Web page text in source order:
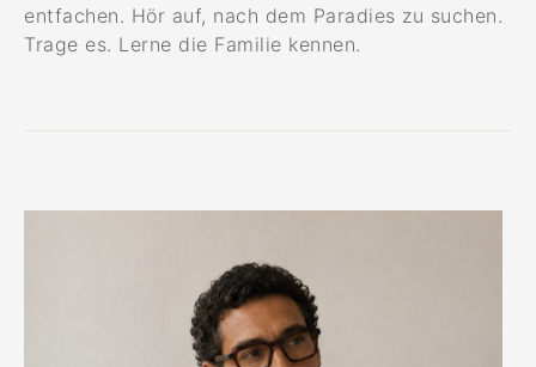
entfachen. Hör auf, nach dem Paradies zu suchen.
Trage es. Lerne die Familie kennen.